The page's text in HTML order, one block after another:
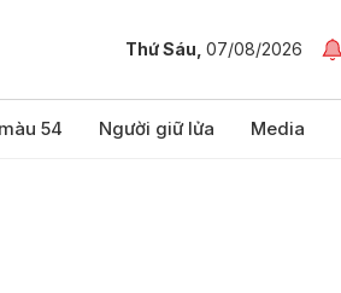
Thứ Sáu, 07/08/2026
54 Người giữ lửa Media